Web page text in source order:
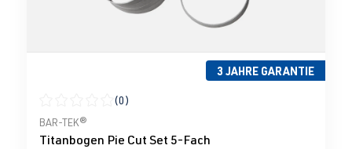
3 JAHRE GARANTIE
Durchschnittliche Bewertung von 0 von 5 Sternen
(0)
BAR-TEK®
Titanbogen Pie Cut Set 5-Fach